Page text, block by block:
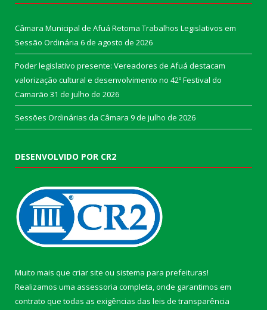
Câmara Municipal de Afuá Retoma Trabalhos Legislativos em
Sessão Ordinária 6 de agosto de 2026
Poder legislativo presente: Vereadores de Afuá destacam
valorização cultural e desenvolvimento no 42º Festival do
Camarão 31 de julho de 2026
Sessões Ordinárias da Câmara 9 de julho de 2026
DESENVOLVIDO POR CR2
Muito mais que criar site ou sistema para prefeituras!
Realizamos uma assessoria completa, onde garantimos em
contrato que todas as exigências das leis de transparência